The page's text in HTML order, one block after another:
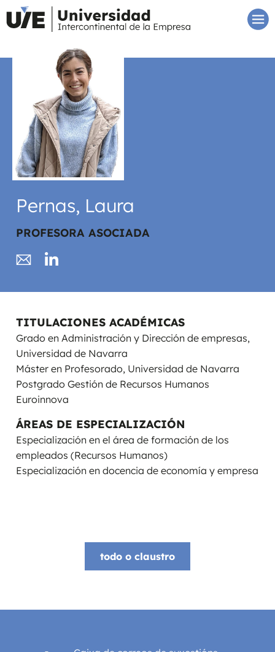
Pernas, Laura
PROFESORA ASOCIADA
TITULACIONES ACADÉMICAS
Grado en Administración y Dirección de empresas,
Universidad de Navarra
Máster en Profesorado, Universidad de Navarra
Postgrado Gestión de Recursos Humanos
Euroinnova
ÁREAS DE ESPECIALIZACIÓN
Especialización en el área de formación de los
empleados (Recursos Humanos)
Especialización en docencia de economía y empresa
todo o claustro